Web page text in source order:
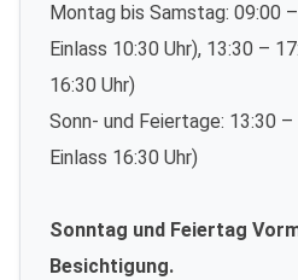
Montag bis Samstag: 09:00
Einlass 10:30 Uhr), 13:30 –
16:30 Uhr)
Sonn- und Feiertage: 13:30
Einlass 16:30 Uhr)
Sonntag und Feiertag
Besichtigung.